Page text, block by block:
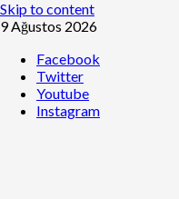
Skip to content
9 Ağustos 2026
Facebook
Twitter
Youtube
Instagram